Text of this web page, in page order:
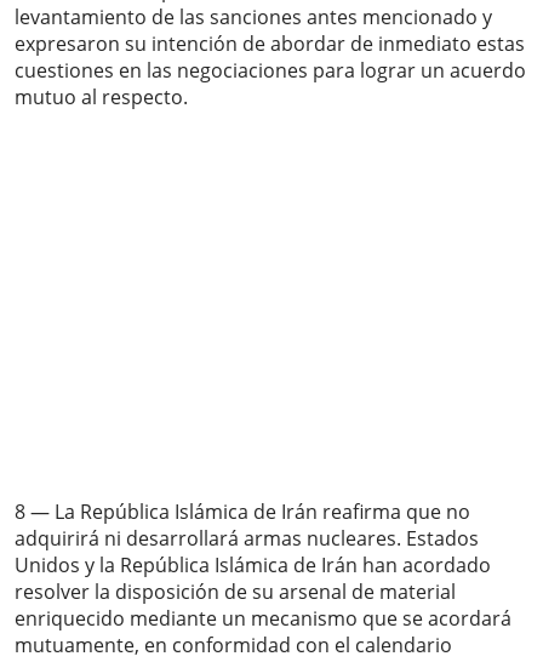
levantamiento de las sanciones antes mencionado y
expresaron su intención de abordar de inmediato estas
cuestiones en las negociaciones para lograr un acuerdo
mutuo al respecto.
8 — La República Islámica de Irán reafirma que no
adquirirá ni desarrollará armas nucleares. Estados
Unidos y la República Islámica de Irán han acordado
resolver la disposición de su arsenal de material
enriquecido mediante un mecanismo que se acordará
mutuamente, en conformidad con el calendario